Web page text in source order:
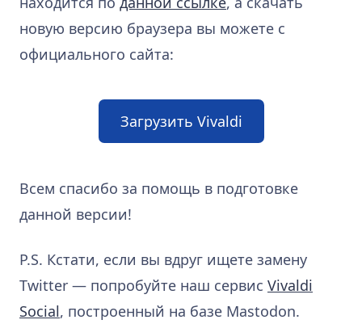
новую версию браузера вы можете с
официального сайта:
Загрузить Vivaldi
Всем спасибо за помощь в подготовке
данной версии!
P.S. Кстати, если вы вдруг ищете замену
Twitter — попробуйте наш сервис Vivaldi
Social, построенный на базе Mastodon.